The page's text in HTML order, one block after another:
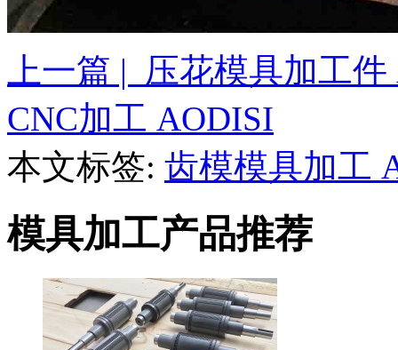
上一篇 | 压花模具加工
CNC加工 AODISI
本文标签: 齿模模具加工
模具加工产品推荐